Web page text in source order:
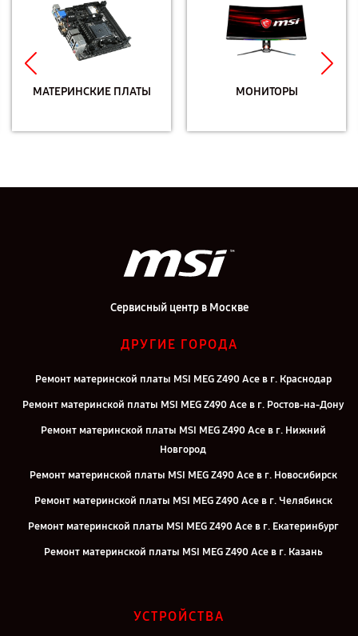
МАТЕРИНСКИЕ ПЛАТЫ МОНИТОРЫ
Сервисный центр в Москве
ДРУГИЕ ГОРОДА
Ремонт материнской платы MSI MEG Z490 Ace в г. Краснодар
Ремонт материнской платы MSI MEG Z490 Ace в г. Ростов-на-Дону
Ремонт материнской платы MSI MEG Z490 Ace в г. Нижний
Новгород
Ремонт материнской платы MSI MEG Z490 Ace в г. Новосибирск
Ремонт материнской платы MSI MEG Z490 Ace в г. Челябинск
Ремонт материнской платы MSI MEG Z490 Ace в г. Екатеринбург
Ремонт материнской платы MSI MEG Z490 Ace в г. Казань
УСТРОЙСТВА